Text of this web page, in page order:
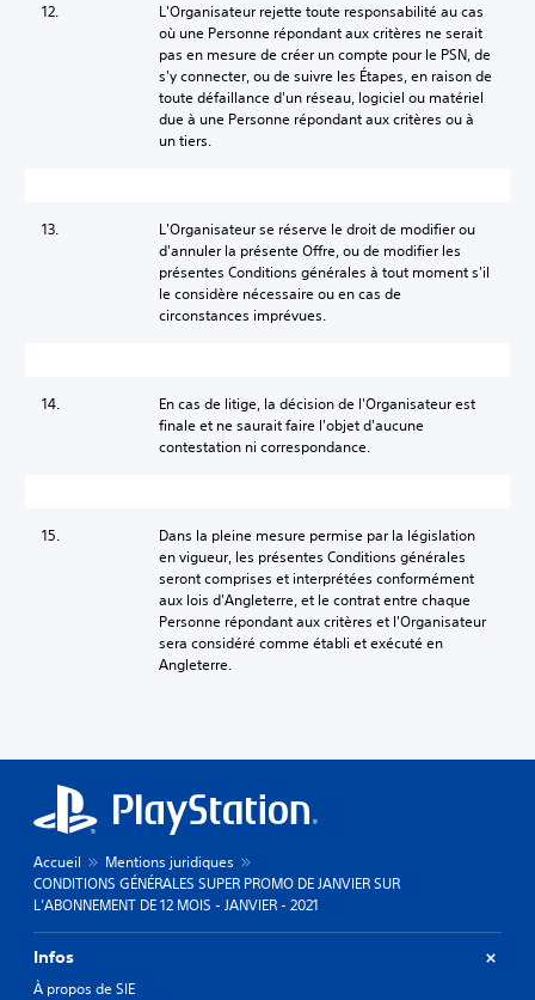
12.
L'Organisateur rejette toute responsabilité au cas
où une Personne répondant aux critères ne serait
pas en mesure de créer un compte pour le PSN, de
s'y connecter, ou de suivre les Étapes, en raison de
toute défaillance d'un réseau, logiciel ou matériel
due à une Personne répondant aux critères ou à
un tiers.
13.
L'Organisateur se réserve le droit de modifier ou
d'annuler la présente Offre, ou de modifier les
présentes Conditions générales à tout moment s'il
le considère nécessaire ou en cas de
circonstances imprévues.
14.
En cas de litige, la décision de l'Organisateur est
finale et ne saurait faire l'objet d'aucune
contestation ni correspondance.
15.
Dans la pleine mesure permise par la législation
en vigueur, les présentes Conditions générales
seront comprises et interprétées conformément
aux lois d'Angleterre, et le contrat entre chaque
Personne répondant aux critères et l'Organisateur
sera considéré comme établi et exécuté en
Angleterre.
Accueil
Mentions juridiques
CONDITIONS GÉNÉRALES SUPER PROMO DE JANVIER SUR
L’ABONNEMENT DE 12 MOIS - JANVIER - 2021
Infos
À propos de SIE